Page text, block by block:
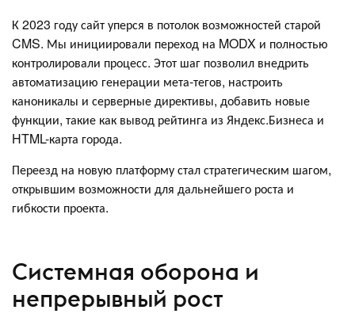
К 2023 году сайт уперся в потолок возможностей старой
CMS. Мы инициировали переход на MODX и полностью
контролировали процесс. Этот шаг позволил внедрить
автоматизацию генерации мета-тегов, настроить
каноникалы и серверные директивы, добавить новые
функции, такие как вывод рейтинга из Яндекс.Бизнеса и
HTML-карта города.
Переезд на новую платформу стал стратегическим шагом,
открывшим возможности для дальнейшего роста и
гибкости проекта.
Системная оборона и
непрерывный рост